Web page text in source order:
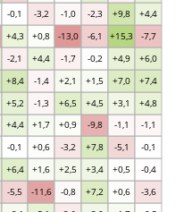
-5,5 -11,6 -0,8 +7,2 +0,6 -3,6
+6,4 +1,6 +2,5 +3,4 +0,5 -0,4
-0,1 +0,6 -3,2 +7,8 -5,1 -0,1
+4,4 +1,7 +0,9 -9,8 -1,1 -1,1
+5,2 -1,3 +6,5 +4,5 +3,1 +4,8
+8,4 -1,4 +2,1 +1,5 +7,0 +7,4
-2,1 +4,4 -1,7 -0,2 +4,9 +6,0
+4,3 +0,8 -13,0 -6,1 +15,3 -7,7
-0,1 -3,2 -1,0 -2,3 +9,8 +4,4